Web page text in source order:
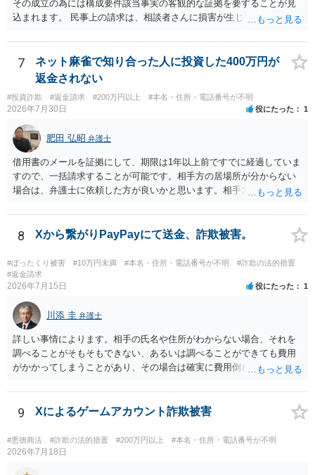
失も対象となります。 したがいまして，弁償してもらうことは可能で
す。 ただし，間違えた方が誰かわかることが重要にはなります。
その成立の為には構成要件該当事実の客観的な証拠を要することが見
込まれます。 民事上の請求は、相談者さんに損害が生じていない以
い場合、最寄りの法律事務所での相談を検討ください。 上記、ご参考
ください。
7
ネット麻雀で知り合った人に投資した400万円が
返金されない
#投資詐欺 #返金請求 #200万円以上 #本名・住所・電話番号が不明
2026年7月30日 役にたった 1
肥田 弘昭 弁護士
借用書のメールを証拠にして、期限は1年以上前ですでに経過していま
すので、一括請求することが可能です。相手方の居場所が分からない
場合は、弁護士に依頼した方が良いかと思います。相手方の居場所が
さい。
8 Xから繋がりPayPayにて送金、詐欺被害。
#ぼったくり被害 #10万円未満 #本名・住所・電話番号が不明
#詐欺の法的措置
#返金請求
2026年7月15日 役にたった 1
川添 圭 弁護士
詳しい事情によります。相手の氏名や住所がわからない場合、それを
調べることがそもそもできない、あるいは調べることができても費用
がかかってしまうことがあり、その場合は確実に費用倒れになりそう
9 Xによるゲームアカウント詐欺被害
#悪徳商法 #詐欺の法的措置 #200万円以上 #本名・住所・電話番号が不明
2026年7月18日